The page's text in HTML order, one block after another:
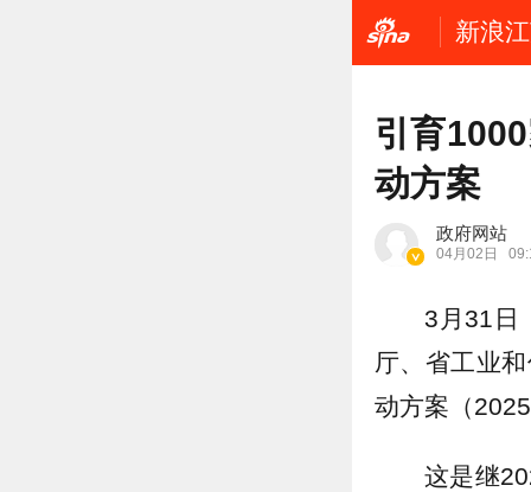
新浪
引育
动方案
政府网站
04月02日
3月31日
厅、省工业
动方案（
这是继